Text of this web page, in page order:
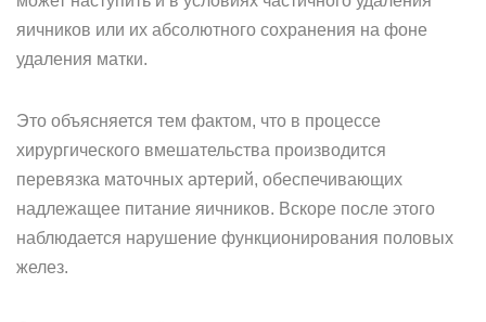
яичников или их абсолютного сохранения на фоне
удаления матки.
Это объясняется тем фактом, что в процессе
хирургического вмешательства производится
перевязка маточных артерий, обеспечивающих
надлежащее питание яичников. Вскоре после этого
наблюдается нарушение функционирования половых
желез.